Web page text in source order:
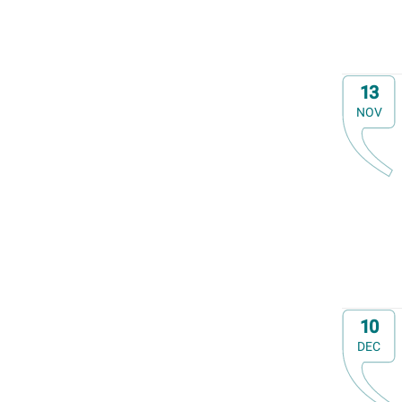
Op 13
NOV
Op 10
DEC